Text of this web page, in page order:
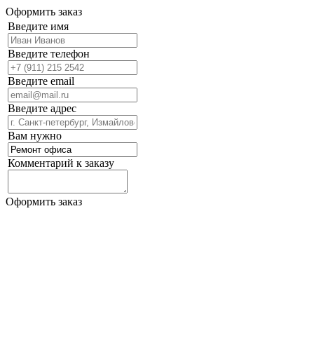
Оформить заказ
Введите имя
Введите телефон
Введите email
Введите адрес
Вам нужно
Комментарий к заказу
Оформить заказ